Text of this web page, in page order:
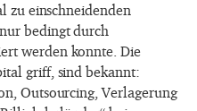
zu einschneidenden
bedingt durch
werden konnte. Die
griff, sind bekannt:
Outsourcing, Verlagerung